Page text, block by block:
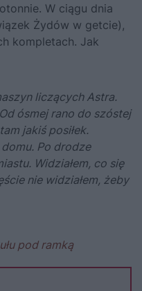
W ciągu dnia
Żydów w getcie),
kompletach. Jak
liczących Astra.
ósmej rano do szóstej
jakiś posiłek.
Po drodze
Widziałem, co się
nie widziałem, żeby
pod ramką